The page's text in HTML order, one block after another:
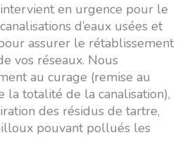
en urgence pour le
d’eaux usées et
assurer le rétablissement
vos réseaux. Nous
au curage (remise au
la totalité de la canalisation),
des résidus de tartre,
pouvant pollués les